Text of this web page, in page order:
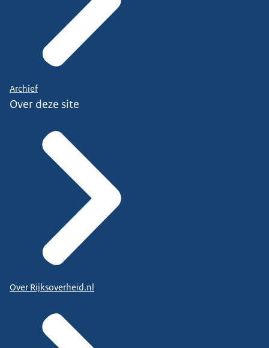
Archief
Over deze site
Over Rijksoverheid.nl